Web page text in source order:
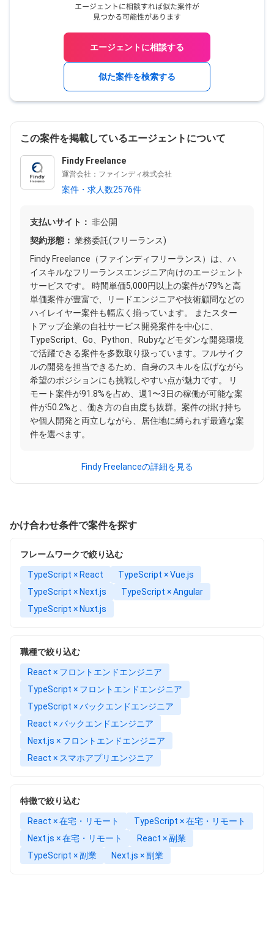
エージェントに相談する
似た案件を検索する
この案件を掲載しているエージェントについて
Findy Freelance
運営会社：ファインディ株式会社
案件・求人数2576件
支払いサイト： 非公開
契約形態： 業務委託(フリーランス)
Findy Freelance（ファインディフリーランス）は、ハ
イスキルなフリーランスエンジニア向けのエージェント
サービスです。 時間単価5,000円以上の案件が79%と高
単価案件が豊富で、リードエンジニアや技術顧問などの
ハイレイヤー案件も幅広く揃っています。 またスター
トアップ企業の自社サービス開発案件を中心に、
TypeScript、Go、Python、Rubyなどモダンな開発環境
で活躍できる案件を多数取り扱っています。フルサイク
ルの開発を担当できるため、自身のスキルを広げながら
希望のポジションにも挑戦しやすい点が魅力です。 リ
モート案件が91.8%を占め、週1〜3日の稼働が可能な案
件が50.2%と、働き方の自由度も抜群。案件の掛け持ち
や個人開発と両立しながら、居住地に縛られず最適な案
件を選べます。
Findy Freelanceの詳細を見る
かけ合わせ条件で案件を探す
フレームワークで絞り込む
TypeScript × React
TypeScript × Vue.js
TypeScript × Next.js
TypeScript × Angular
TypeScript × Nuxt.js
職種で絞り込む
React × フロントエンドエンジニア
TypeScript × フロントエンドエンジニア
TypeScript × バックエンドエンジニア
React × バックエンドエンジニア
Next.js × フロントエンドエンジニア
React × スマホアプリエンジニア
特徴で絞り込む
React × 在宅・リモート
TypeScript × 在宅・リモート
Next.js × 在宅・リモート
React × 副業
TypeScript × 副業
Next.js × 副業